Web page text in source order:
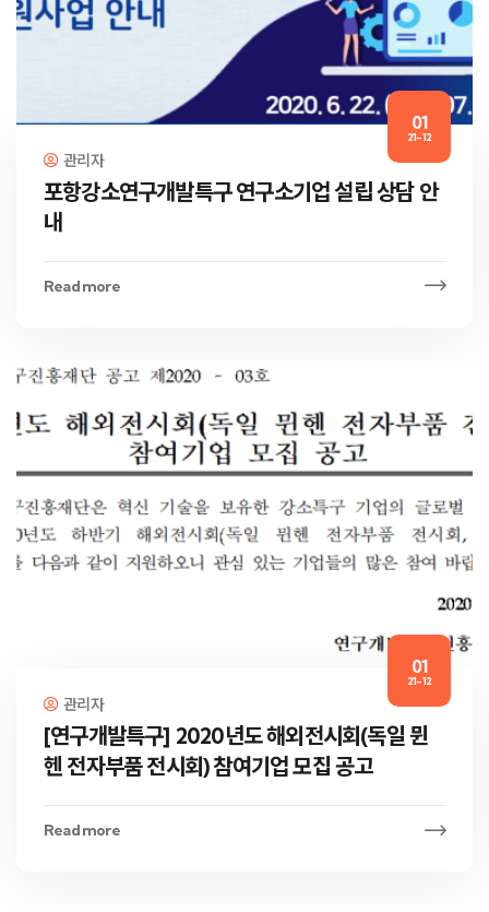
01
21-12
관리자
포항강소연구개발특구 연구소기업 설립 상담 안
내
Read more
01
21-12
관리자
[연구개발특구] 2020년도 해외전시회(독일 뮌
헨 전자부품 전시회) 참여기업 모집 공고
Read more